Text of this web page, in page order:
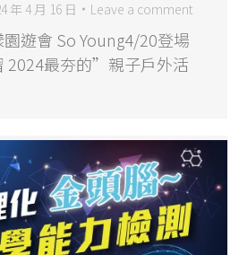
年 4 月 16 日 Leave a comment
遊會 So Young4/20登場
2024最夯的”親子戶外活